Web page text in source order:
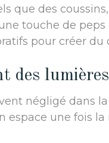
que des
touche de
pour créer du
des lumières
négligé dans
espace une fois